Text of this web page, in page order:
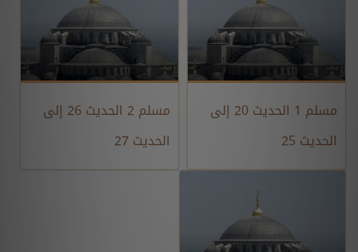
مسلم 1 الحديث 20 إلى
الحديث 25
مسلم 2 الحديث 26 إلى
الحديث 27